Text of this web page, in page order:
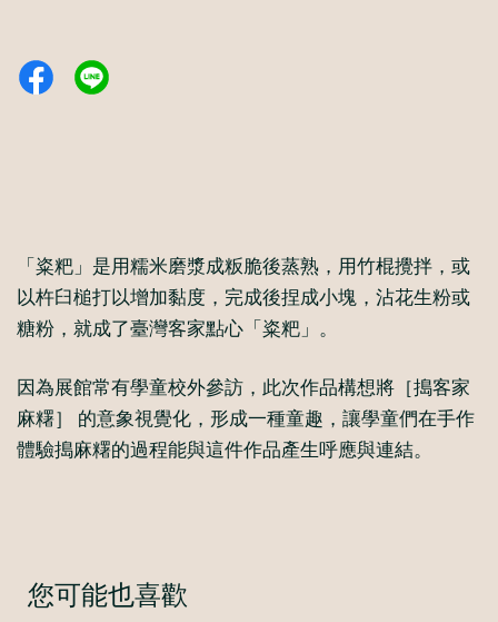
「粢粑」是用糯米磨漿成粄脆後蒸熟，用竹棍攪拌，或
以杵臼槌打以增加黏度，完成後捏成小塊，沾花生粉或
糖粉，就成了臺灣客家點心「粢粑」。
因為展館常有學童校外參訪，此次作品構想將［搗客家
麻糬］ 的意象視覺化，形成一種童趣，讓學童們在手作
體驗搗麻糬的過程能與這件作品產生呼應與連結。
您可能也喜歡